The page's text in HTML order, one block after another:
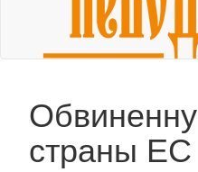
страны ЕС